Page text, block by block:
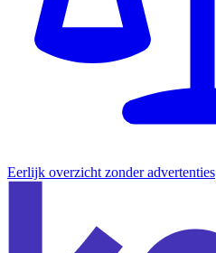
Eerlijk overzicht zonder advertenties